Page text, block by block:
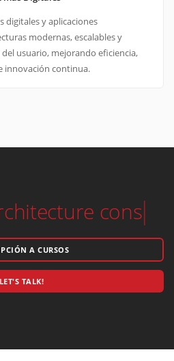
usuario, mejorando eficiencia,
innovación continua.
A CURSOS
TALK!